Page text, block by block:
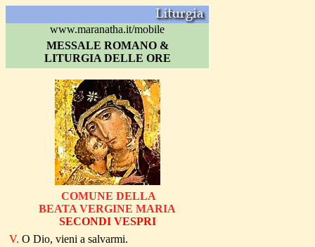
www.maranatha.it/mobile
MESSALE ROMANO &
LITURGIA DELLE ORE
COMUNE DELLA
BEATA VERGINE MARIA
SECONDI VESPRI
V. O Dio, vieni a salvarmi.